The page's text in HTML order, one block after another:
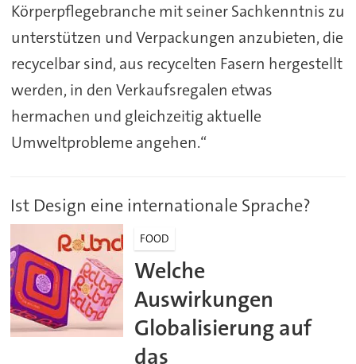
Körperpflegebranche mit seiner Sachkenntnis zu
unterstützen und Verpackungen anzubieten, die
recycelbar sind, aus recycelten Fasern hergestellt
werden, in den Verkaufsregalen etwas
hermachen und gleichzeitig aktuelle
Umweltprobleme angehen.“
Ist Design eine internationale Sprache?
FOOD
Welche
Auswirkungen
Globalisierung auf
das